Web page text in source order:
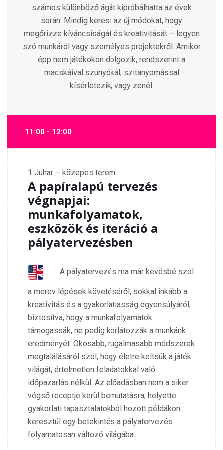
számos különböző ágát kipróbálhatta az évek
során. Mindig keresi az új módokat, hogy
megőrizze kíváncsiságát és kreativitását – legyen
szó munkáról vagy személyes projektekről. Amikor
épp nem játékokon dolgozik, rendszerint a
macskáival szunyókál, szitanyomással
kísérletezik, vagy zenél.
11:00 - 12:00
1 Juhar – közepes terem
A papíralapú tervezés
végnapjai:
munkafolyamatok,
eszközök és iteráció a
pályatervezésben
A pályatervezés ma már kevésbé szól
a merev lépések követéséről, sokkal inkább a
kreativitás és a gyakorlatiasság egyensúlyáról,
biztosítva, hogy a munkafolyamatok
támogassák, ne pedig korlátozzák a munkánk
eredményét. Okosabb, rugalmasabb módszerek
megtalálásáról szól, hogy életre keltsük a játék
világát, értelmetlen feladatokkal való
időpazarlás nélkül. Az előadásban nem a siker
végső receptje kerül bemutatásra, helyette
gyakorlati tapasztalatokból hozott példákon
keresztül egy betekintés a pályatervezés
folyamatosan változó világába.